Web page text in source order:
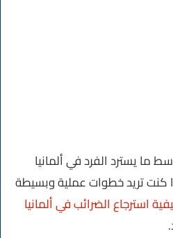
ما يسترد الفرد في ألمانيا
إذا كنت تريد خطوات عملية وبسيطة
استرجاع الضرائب في ألمانيا